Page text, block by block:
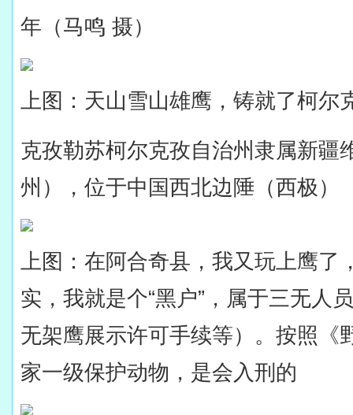
年（马鸣 摄）
上图：天山雪山雄鹰，铸就了柯尔
克孜勒苏柯尔克孜自治州隶属新疆
州），位于中国西北边陲（西极）
上图：在阿合奇县，我又玩上鹰了
实，我就是个“黑户”，属于三无人
无架鹰展示许可手续等）。按照《
家一级保护动物，是会入刑的